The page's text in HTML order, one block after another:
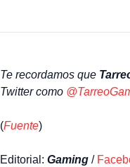
Te recordamos que
Twitter como
(Fuente)
Editorial: Gaming /